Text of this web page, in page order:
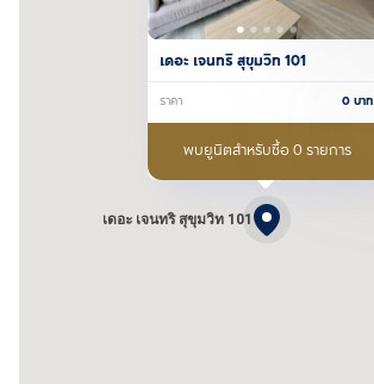
เดอะ เจนทริ สุขุมวิท 101
เดอะ เจนทริ สุขุมวิท 101
ราคา 0บาท
พบยูนิตสำหรับซื้อ 0 รายการ